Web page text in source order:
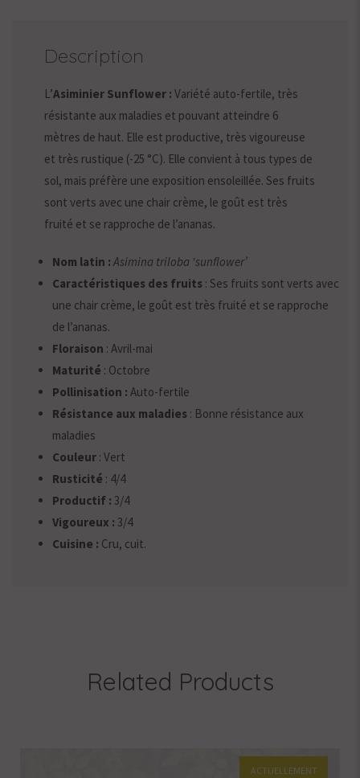
Description
L’Asiminier Sunflower : Variété auto-fertile, très
résistante aux maladies et pouvant atteindre 6
mètres de haut. Elle est productive, très vigoureuse
et très rustique (-25 °C). Elle convient à tous types de
sol, mais préfère une exposition ensoleillée. Ses fruits
sont verts avec une chair crème, le goût est très
fruité et se rapproche de l’ananas.
Nom latin :Asimina triloba ‘sunflower’
Caractéristiques des fruits : Ses fruits sont verts avec
une chair crème, le goût est très fruité et se rapproche
de l’ananas.
Floraison : Avril-mai
Maturité : Octobre
Pollinisation : Auto-fertile
Résistance aux maladies : Bonne résistance aux
maladies
Couleur : Vert
Rusticité : 4/4
Productif : 3/4
Vigoureux : 3/4
Cuisine : Cru, cuit.
Related Products
ACTUELLEMENT